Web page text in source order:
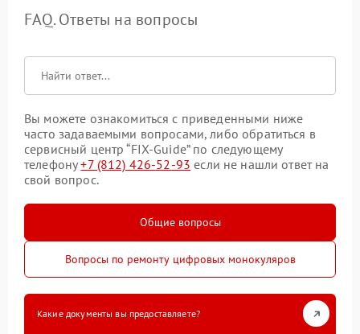
FAQ. Ответы на вопросы
Вы можете ознакомиться с приведенными ниже
часто задаваемыми вопросами, либо обратиться в
сервисный центр “FIX-Guide” по следующему
телефону+7 (812) 426-52-93 если не нашли ответ на
свой вопрос.
Общие вопросы
Вопросы по ремонту цифровых монокуляров
Какие документы вы предоставляете?